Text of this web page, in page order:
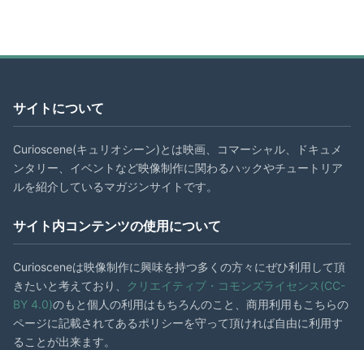
サイトについて
Curioscene(キュリオシーン)とは映画、コマーシャル、ドキュメ
ンタリー、イベントなど映像制作に関わるハックやチュートリア
ルを紹介しているマガジンサイトです。
サイト内コンテンツの使用について
Curiosceneは映像制作に興味を持つ多くの方々にぜひ利用して頂
きたいと考えており、
クリエイティブ・コモンズライセンス(CC-
BY 4.0)のもと個人の利用はもちろんのこと、商用利用もこちらの
ページに記載されてあるポリシーを守って頂ければ自由に利用す
ることが出来ます。